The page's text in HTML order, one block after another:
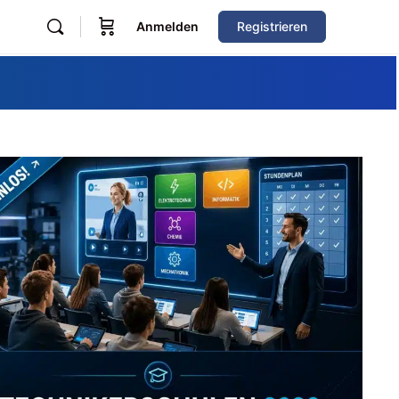
Anmelden Registrieren
Zum Verzeichnis